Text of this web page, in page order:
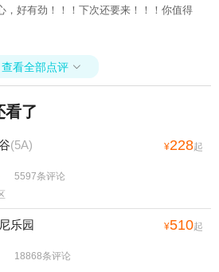
，好有劲！！！下次还要来！！！你值得
查看全部点评 
看了
(5A) ¥228起
5597条评论
乐园 ¥510起
18868条评论